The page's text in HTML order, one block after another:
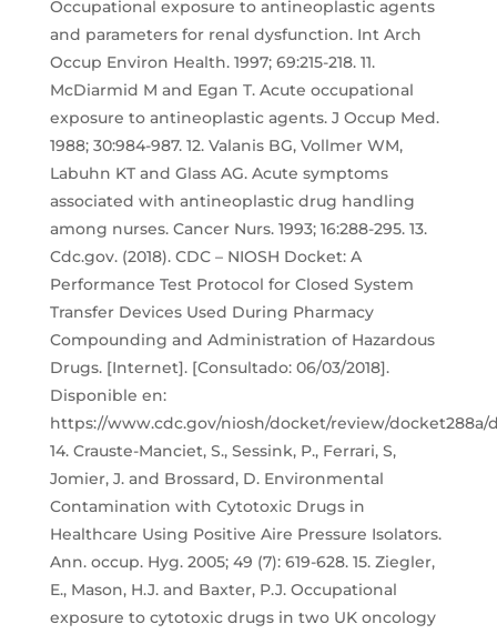
Occupational exposure to antineoplastic agents
and parameters for renal dysfunction. Int Arch
Occup Environ Health. 1997; 69:215-218. 11.
McDiarmid M and Egan T. Acute occupational
exposure to antineoplastic agents. J Occup Med.
1988; 30:984-987. 12. Valanis BG, Vollmer WM,
Labuhn KT and Glass AG. Acute symptoms
associated with antineoplastic drug handling
among nurses. Cancer Nurs. 1993; 16:288-295. 13.
Cdc.gov. (2018). CDC – NIOSH Docket: A
Performance Test Protocol for Closed System
Transfer Devices Used During Pharmacy
Compounding and Administration of Hazardous
Drugs. [Internet]. [Consultado: 06/03/2018].
Disponible en:
https://www.cdc.gov/niosh/docket/review/docket288a/
14. Crauste-Manciet, S., Sessink, P., Ferrari, S,
Jomier, J. and Brossard, D. Environmental
Contamination with Cytotoxic Drugs in
Healthcare Using Positive Aire Pressure Isolators.
Ann. occup. Hyg. 2005; 49 (7): 619-628. 15. Ziegler,
E., Mason, H.J. and Baxter, P.J. Occupational
exposure to cytotoxic drugs in two UK oncology